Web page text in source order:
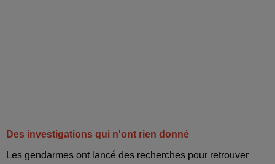
Des investigations qui n'ont rien donné
Les gendarmes ont lancé des recherches pour retrouver